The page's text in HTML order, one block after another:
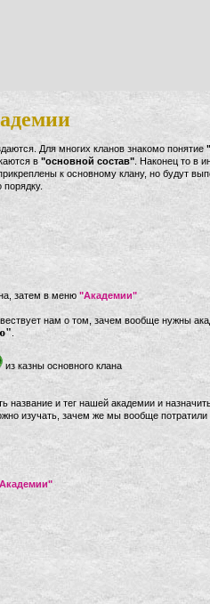
Для многих кланов знакомо понятие
в "основной состав". Наконец то в
к основному клану, но будут
затем в меню "Академии"
нам о том, зачем вообще нужны
из казны основного клана
название и тег нашей академии и
изучать, зачем же мы вообще потратили